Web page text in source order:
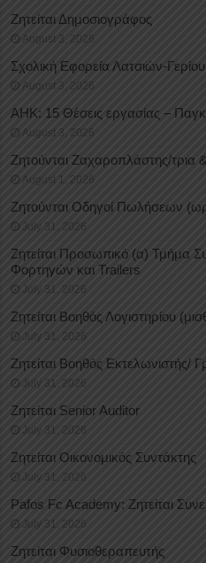
Ζητείται Δημοσιογράφος
August 3, 2026
Σχολική Εφορεία Λατσιών-
August 3, 2026
ΑΗΚ: 15 Θέσεις εργασίας –
August 3, 2026
Ζητούνται Ζαχαροπλάστης/τρια
August 1, 2026
Ζητούνται Οδηγοί Πωλήσεων
July 31, 2026
Ζητείται Προσωπικό (α) Τμήμα
Φορτηγών και Trailers
July 31, 2026
Ζητείται Βοηθός Λογιστηρίου
July 31, 2026
Ζητείται Βοηθός Εκτελωνιστής/
July 31, 2026
Ζητείται Senior Auditor
July 31, 2026
Ζητείται Οικονομικός Συντάκτης
July 31, 2026
Pafos Fc Academy: Ζητείται
July 31, 2026
Ζητείται Φυσιοθεραπευτής